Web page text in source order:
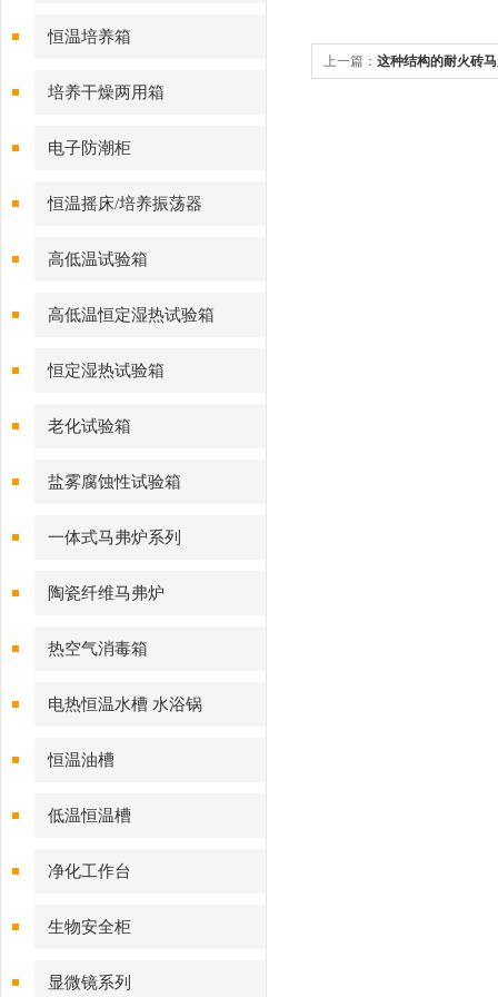
恒温培养箱
培养干燥两用箱
电子防潮柜
恒温摇床/培养振荡器
高低温试验箱
高低温恒定湿热试验箱
恒定湿热试验箱
老化试验箱
盐雾腐蚀性试验箱
一体式马弗炉系列
陶瓷纤维马弗炉
热空气消毒箱
电热恒温水槽 水浴锅
恒温油槽
低温恒温槽
净化工作台
生物安全柜
显微镜系列
上一篇： 这种结构的耐火砖